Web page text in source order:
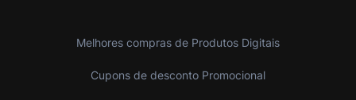
Melhores compras de Produtos Digitais
Cupons de desconto Promocional